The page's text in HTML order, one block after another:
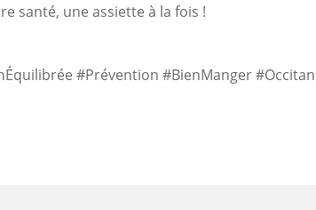
santé, une assiette à la fois !
#Prévention #BienManger